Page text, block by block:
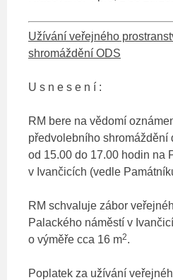
Užívání veřejného
shromáždění ODS
U s n e s e n í :
RM bere na vědomí
předvolebního shromáždění
od 15.00 do 17.00 hodin na
v Ivančicích (vedle
RM schvaluje zábor
Palackého náměstí v
o výměře cca 16 m2.
Poplatek za užívání